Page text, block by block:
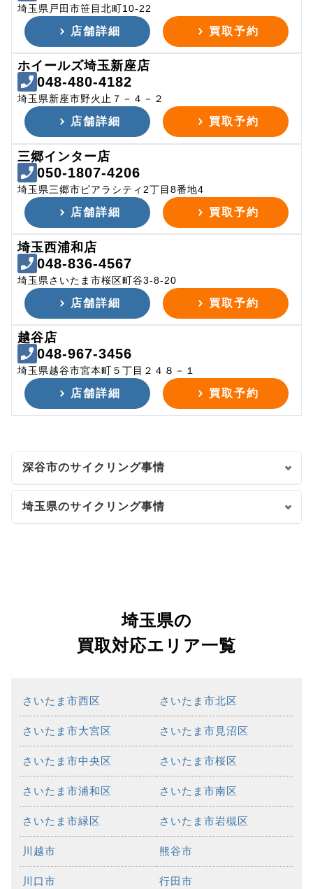
埼玉県戸田市笹目北町10-22
店舗詳細 買取予約
ホイールズ埼玉新座店
048-480-4182
埼玉県新座市野火止７－４－２
店舗詳細 買取予約
三郷インター店
050-1807-4206
埼玉県三郷市ピアラシティ2丁目8番地4
店舗詳細 買取予約
埼玉西浦和店
048-836-4567
埼玉県さいたま市桜区町谷3-8-20
店舗詳細 買取予約
越谷店
048-967-3456
埼玉県越谷市宮本町５丁目２４８－１
店舗詳細 買取予約
深谷市のサイクリング事情
埼玉県のサイクリング事情
埼玉県の
買取対応エリア一覧
さいたま市西区 さいたま市北区
さいたま市大宮区 さいたま市見沼区
さいたま市中央区 さいたま市桜区
さいたま市浦和区 さいたま市南区
さいたま市緑区 さいたま市岩槻区
川越市 熊谷市
川口市 行田市